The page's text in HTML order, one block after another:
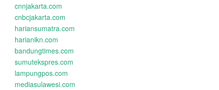
cnnjakarta.com
cnbcjakarta.com
hariansumatra.com
harianikn.com
bandungtimes.com
sumutekspres.com
lampungpos.com
mediasulawesi.com